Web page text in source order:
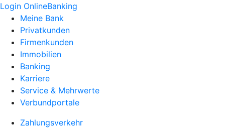
Login OnlineBanking
Meine Bank
Privatkunden
Firmenkunden
Immobilien
Banking
Karriere
Service & Mehrwerte
Verbundportale
Zahlungsverkehr